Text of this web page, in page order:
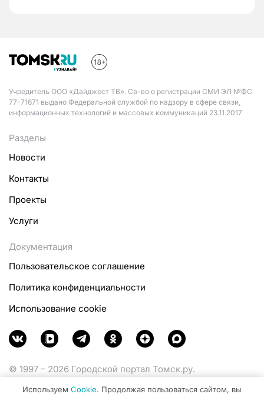
Учредитель ООО «Дайджест ТВ». Св-во о регистрации СМИ ЭЛ №ФС
77-71671 выдано Федеральной службой по надзору в сфере связи,
информационных технологий и массовых коммуникаций 23.11.2017
Разделы
Новости
Контакты
Проекты
Услуги
Документация
Пользовательское соглашение
Политика конфиденциальности
Использование cookie
© 1997 – 2026 Городской портал Томск.ру.
Используем Cookie. Продолжая пользоваться сайтом, вы